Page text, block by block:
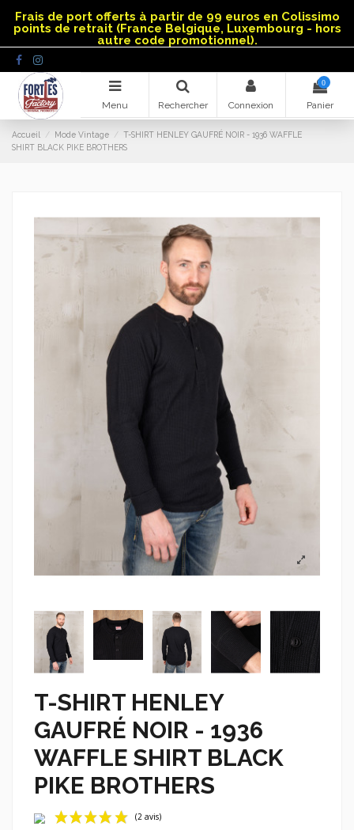
Frais de port offerts à partir de 99 euros en Colissimo
points de retrait (France Belgique, Luxembourg - hors
autre code promotionnel).
Menu Rechercher Connexion
0
Panier
Accueil Mode Vintage
T-SHIRT HENLEY GAUFRÉ NOIR - 1936 WAFFLE
SHIRT BLACK PIKE BROTHERS
T-SHIRT HENLEY
GAUFRÉ NOIR - 1936
WAFFLE SHIRT BLACK
PIKE BROTHERS